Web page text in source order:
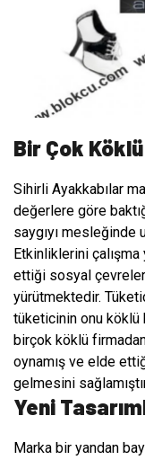
Bir Çok
Sihirli Ayakkabılar
değerlere göre
saygıyı mesleğinde
Etkinliklerini
ettiği sosyal
yürütmektedir.
tüketicinin onu köklü
birçok köklü
oynamış ve elde
gelmesini
Yeni
Marka bir yandan